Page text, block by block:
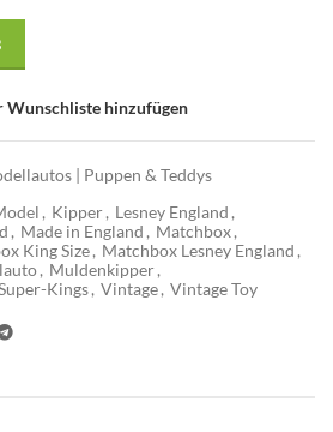
Wunschliste hinzufügen
| Puppen & Teddys
, Kipper, Lesney England ,
, Made in England , Matchbox,
King Size, Matchbox Lesney England ,
, Muldenkipper,
Kings, Vintage, Vintage Toy